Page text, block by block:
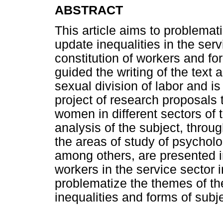
ABSTRACT
This article aims to
update inequalities in the
constitution of workers and
guided the writing of the text
sexual division of labor and
project of research
women in different sectors of
analysis of the subject,
the areas of study of
among others, are
workers in the service sector
problematize the themes of
inequalities and forms of